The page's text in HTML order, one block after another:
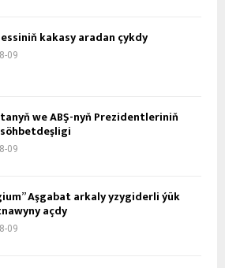
kakasy aradan çykdy
09
we ABŞ-nyň Prezidentleriniň
09
Aşgabat arkaly yzygiderli ýük
açdy
09